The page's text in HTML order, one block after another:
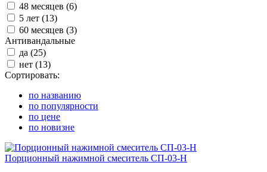
48 месяцев (6)
5 лет (13)
60 месяцев (3)
Антивандальные
да (25)
нет (13)
Сортировать:
по названию
по популярности
по цене
по новизне
Порционный нажимной смеситель СП-03-Н